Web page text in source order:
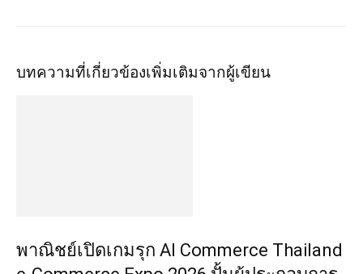
บทความที่เกี่ยวข้องเพิ่มเติมจากผู้เขียน
พาณิชย์เปิดเกมรุก AI Commerce Thailand